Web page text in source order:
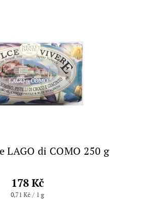
LAGO di COMO 250 g
178 Kč
0,71 Kč / 1 g